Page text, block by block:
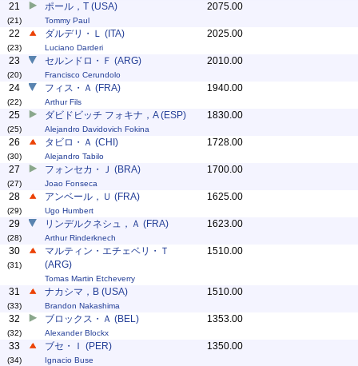
21
(21)
ポール，T (USA)
Tommy Paul
2075.00
22
(23)
ダルデリ・Ｌ (ITA)
Luciano Darderi
2025.00
23
(20)
セルンドロ・Ｆ (ARG)
Francisco Cerundolo
2010.00
24
(22)
フィス・Ａ (FRA)
Arthur Fils
1940.00
25
(25)
ダビドビッチ フォキナ，A (ESP)
Alejandro Davidovich Fokina
1830.00
26
(30)
タビロ・Ａ (CHI)
Alejandro Tabilo
1728.00
27
(27)
フォンセカ・Ｊ (BRA)
Joao Fonseca
1700.00
28
(29)
アンベール，Ｕ (FRA)
Ugo Humbert
1625.00
29
(28)
リンデルクネシュ，Ａ (FRA)
Arthur Rinderknech
1623.00
30
(31)
マルティン・エチェベリ・Ｔ
(ARG)
Tomas Martin Etcheverry
1510.00
31
(33)
ナカシマ，B (USA)
Brandon Nakashima
1510.00
32
(32)
ブロックス・Ａ (BEL)
Alexander Blockx
1353.00
33
(34)
ブセ・Ｉ (PER)
Ignacio Buse
1350.00